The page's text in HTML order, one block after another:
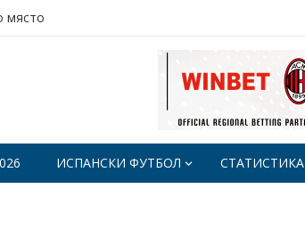
място
ИСПАНСКИ ФУТБОЛ СТАТИСТИКА